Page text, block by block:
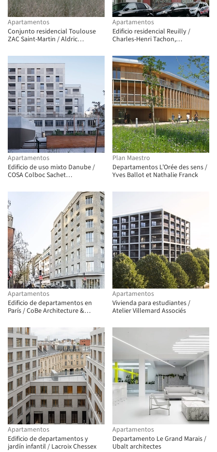
Apartamentos
Conjunto residencial Toulouse
ZAC Saint-Martin / Aldric
Apartamentos
Edificio residencial Reuilly /
Charles-Henri Tachon,
Apartamentos
Edificio de uso mixto Danube /
COSA Colboc Sachet
Plan Maestro
Departamentos L’Orée des sens /
Yves Ballot et Nathalie Franck
Apartamentos
Edificio de departamentos en
París / CoBe Architecture &
Apartamentos
Vivienda para estudiantes /
Atelier Villemard Associés
Apartamentos
Edificio de departamentos y
jardín infantil / Lacroix Chessex
Apartamentos
Departamento Le Grand Marais /
Ubalt architectes